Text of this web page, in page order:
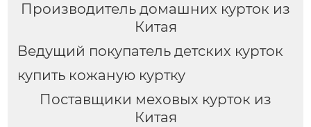
Производитель домашних курток из
Китая
Ведущий покупатель детских курток
купить кожаную куртку
Поставщики меховых курток из
Китая